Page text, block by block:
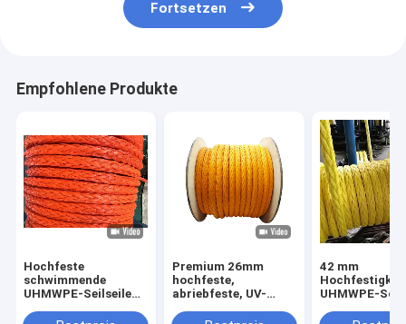
Fortsetzen
Empfohlene Produkte
Hochfeste
schwimmende
UHMWPE-Seilseile
geringer Dehnung
Premium 26mm
hochfeste,
abriebfeste, UV-
litzige UHMWPE-
42 mm
UHMWPE-
für